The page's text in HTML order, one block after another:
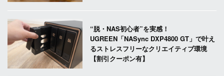
“脱・NAS初心者”を実感！
UGREEN「NASync DXP4800 GT」で叶え
るストレスフリーなクリエイティブ環境
【割引クーポン有】